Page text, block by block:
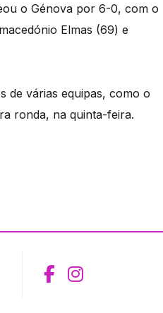
o Génova por 6-0, com o
Elmas (69) e
de várias equipas, como o
ronda, na quinta-feira.
Aceder ao
Aceder